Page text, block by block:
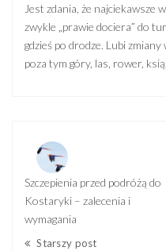
Jest zdania, że najciekawsze
zwykle „prawie dociera” do
gdzieś po drodze. Lubi
poza tym góry, las, rower,
Szczepienia przed podróżą do
Kostaryki – zalecenia i
wymagania
Starszy post